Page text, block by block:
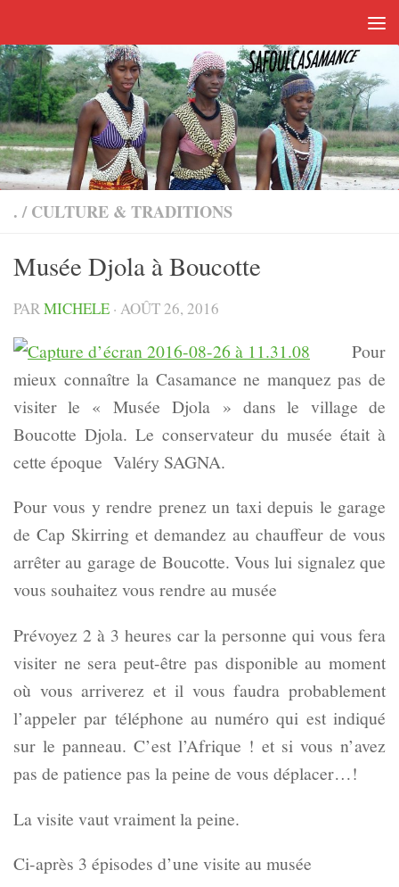
. / CULTURE & TRADITIONS
Musée Djola à Boucotte
PARMICHELE · AOÛT 26, 2016
Pour
mieux connaître la Casamance ne manquez pas de
visiter le « Musée Djola » dans le village de
Boucotte Djola. Le conservateur du musée était à
cette époque Valéry SAGNA.
Pour vous y rendre prenez un taxi depuis le garage
de Cap Skirring et demandez au chauffeur de vous
arrêter au garage de Boucotte. Vous lui signalez que
vous souhaitez vous rendre au musée
Prévoyez 2 à 3 heures car la personne qui vous fera
visiter ne sera peut-être pas disponible au moment
où vous arriverez et il vous faudra probablement
l’appeler par téléphone au numéro qui est indiqué
sur le panneau. C’est l’Afrique ! et si vous n’avez
pas de patience pas la peine de vous déplacer…!
La visite vaut vraiment la peine.
Ci-après 3 épisodes d’une visite au musée